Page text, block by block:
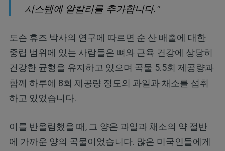
시스템에 알칼리를 추가합니다."
도슨 휴즈 박사의 연구에 따르면 순 산 배출에 대한
중립 범위에 있는 사람들은 뼈와 근육 건강에 상당히
건강한 균형을 유지하고 있으며 곡물 5.5회 제공량과
함께 하루에 8회 제공량 정도의 과일과 채소를 섭취
하고 있었습니다.
이를 반올림했을 때, 그 양은 과일과 채소의 약 절반
에 가까운 양의 곡물이었습니다. 많은 미국인들에게